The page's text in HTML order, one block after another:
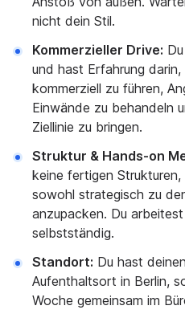
nicht dein Stil.
Kommerzieller Drive:
und hast Erfahrung
kommerziell zu führen,
Einwände zu behandeln
Ziellinie zu bringen.
Struktur & Hands-on
keine fertigen
sowohl strategisch zu
anzupacken. Du
selbstständig.
Standort: Du hast
Aufenthaltsort in Berlin,
Woche gemeinsam im